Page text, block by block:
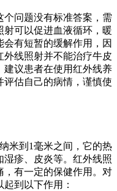
个问题没有标准答案，需
可以促进血液循环，暖
有短暂的缓解作用，因
外线照射并不能治疗牛皮
建议患者在使用红外线养
估自己的病情，谨慎使
米到1毫米之间，它的热
疹、皮炎等。红外线照
，有一定的保健作用。对
到以下作用：